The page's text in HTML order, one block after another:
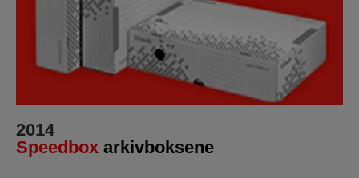
2014
Speedbox arkivboksene